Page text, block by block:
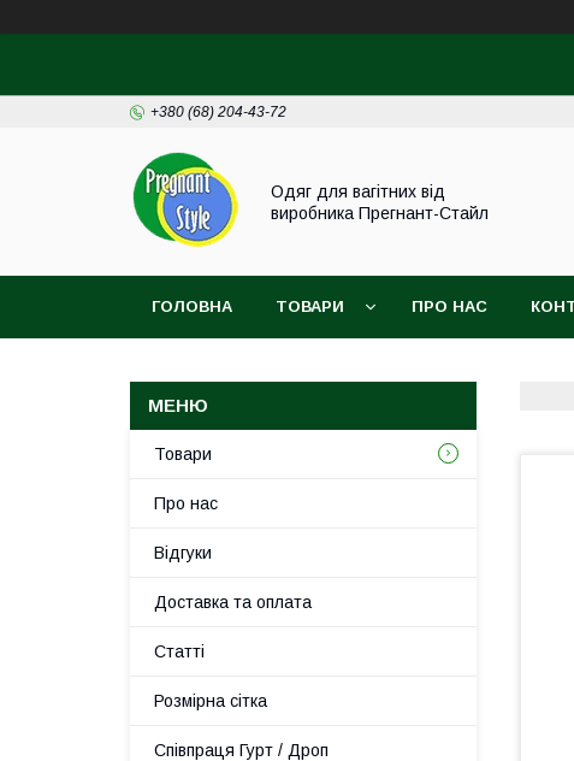
+380 (68) 204-43-72
Одяг для вагітних від
виробника Прегнант-Стайл
ГОЛОВНА ТОВАРИ ПРО НАС
Товари
Про нас
Відгуки
Доставка та оплата
Статті
Розмірна сітка
Співпраця Гурт / Дроп